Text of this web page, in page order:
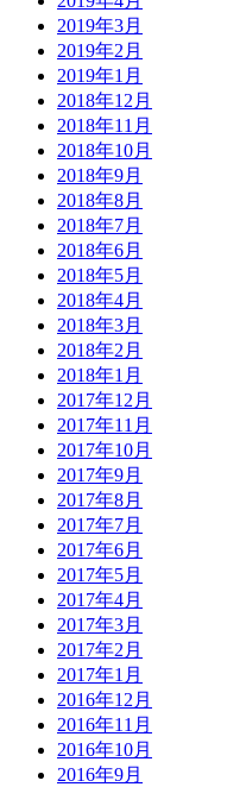
2019年3月
2019年2月
2019年1月
2018年12月
2018年11月
2018年10月
2018年9月
2018年8月
2018年7月
2018年6月
2018年5月
2018年4月
2018年3月
2018年2月
2018年1月
2017年12月
2017年11月
2017年10月
2017年9月
2017年8月
2017年7月
2017年6月
2017年5月
2017年4月
2017年3月
2017年2月
2017年1月
2016年12月
2016年11月
2016年10月
2016年9月